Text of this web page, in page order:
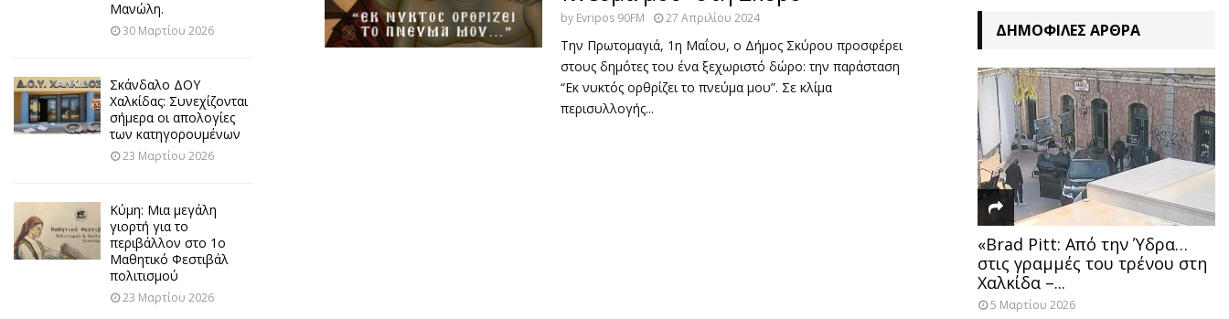
by Evripos 90FM 27 Απριλίου 2024
Την Πρωτομαγιά, 1η Μαΐου, ο Δήμος Σκύρου προσφέρει
στους δημότες του ένα ξεχωριστό δώρο: την παράσταση
“Εκ νυκτός ορθρίζει το πνεύμα μου”. Σε κλίμα
περισυλλογής...
Μανώλη.
30 Μαρτίου 2026
Σκάνδαλο ΔΟΥ
Χαλκίδας: Συνεχίζονται
σήμερα οι απολογίες
των κατηγορουμένων
23 Μαρτίου 2026
Κύμη: Μια μεγάλη
γιορτή για το
περιβάλλον στο 1ο
Μαθητικό Φεστιβάλ
πολιτισμού
23 Μαρτίου 2026
ΔΗΜΟΦΙΛΈΣ ΆΡΘΡΑ
«Brad Pitt: Από την Ύδρα…
στις γραμμές του τρένου στη
Χαλκίδα –...
5 Μαρτίου 2026